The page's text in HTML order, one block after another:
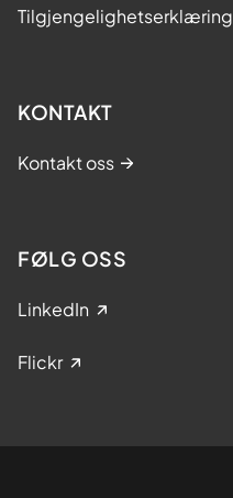
Tilgjengelighetserklæring
KONTAKT
Kontakt oss
FØLG OSS
LinkedIn
Flickr